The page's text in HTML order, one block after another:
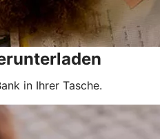
in Ihrer Tasche.